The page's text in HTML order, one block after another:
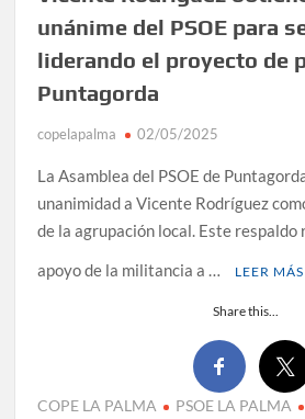
unánime del PSOE para
liderando el proyecto de
Puntagorda
copelapalma 02/05/2025
La Asamblea del PSOE de
unanimidad a Vicente Rodríguez
de la agrupación local. Este
apoyo de la militancia a …
LEER MÁS
Share this...
COPE LA PALMA PSOE LA PALMA